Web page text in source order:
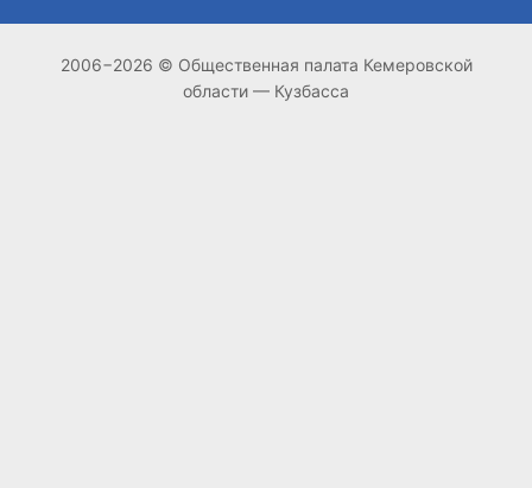
2006−2026 © Общественная палата Кемеровской
области — Кузбасса